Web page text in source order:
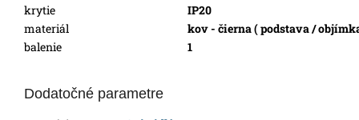
krytie
IP20
materiál
kov - čierna ( podstava /
balenie
1
Dodatočné parametre